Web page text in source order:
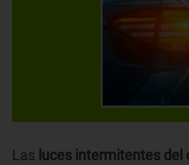
Las luces intermitentes del